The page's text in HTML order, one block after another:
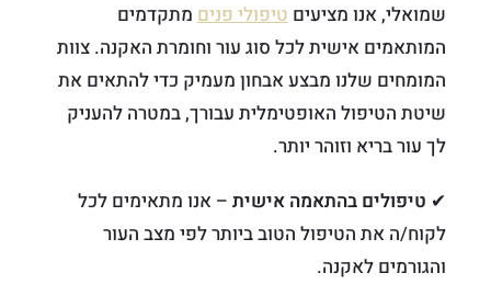
שמואלי, אנו מציעיםטיפולי פנים מתקדמים
המותאמים אישית לכל סוג עור וחומרת האקנה. צוות
המומחים שלנו מבצע אבחון מעמיק כדי להתאים את
שיטת הטיפול האופטימלית עבורך, במטרה להעניק
לך עור בריא וזוהר יותר.
✔ טיפולים בהתאמה אישית – אנו מתאימים לכל
לקוח/ה את הטיפול הטוב ביותר לפי מצב העור
והגורמים לאקנה.